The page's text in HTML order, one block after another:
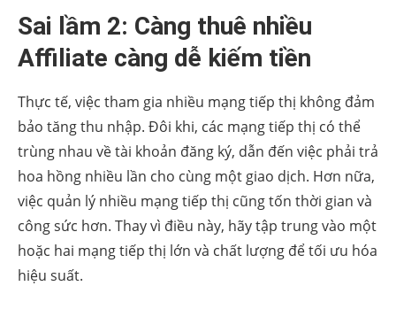
Sai lầm 2: Càng thuê nhiều
Affiliate càng dễ kiếm tiền
Thực tế, việc tham gia nhiều mạng tiếp thị không đảm
bảo tăng thu nhập. Đôi khi, các mạng tiếp thị có thể
trùng nhau về tài khoản đăng ký, dẫn đến việc phải trả
hoa hồng nhiều lần cho cùng một giao dịch. Hơn nữa,
việc quản lý nhiều mạng tiếp thị cũng tốn thời gian và
công sức hơn. Thay vì điều này, hãy tập trung vào một
hoặc hai mạng tiếp thị lớn và chất lượng để tối ưu hóa
hiệu suất.